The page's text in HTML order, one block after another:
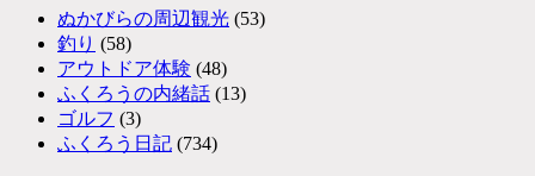
ぬかびらの周辺観光 (53)
釣り (58)
アウトドア体験 (48)
ふくろうの内緒話 (13)
ゴルフ (3)
ふくろう日記 (734)